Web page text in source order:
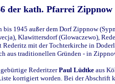
der kath. Pfarrei
bis 1945 außer dem Dorf Zippnow
Klawittersdorf (Glowaczewo),
mit der Tochterkirche in
aus traditionellen Gründen - in
RederitzerPaul Lüdtke aus
korrigiert worden. Bei der Abschrift